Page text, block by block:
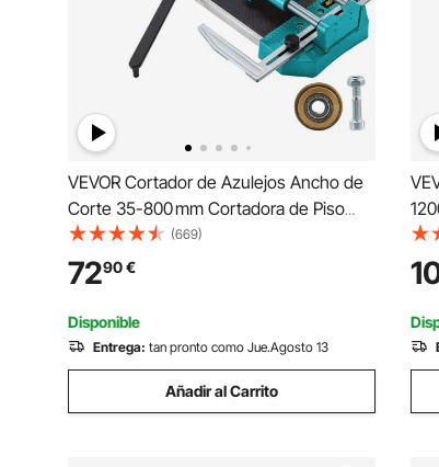
VEVOR Cortador de Azulejos Ancho de
Corte 35-800 mm Cortadora de Piso
Laminado Doble Rieles Posicionamiento
Láser Cortador Manual de Azulejos
Corte Preciso y Suave para Piedra,
Baldosas Ordinarias
(669)
7290€
Disponible
Entrega: tan pronto como Jue.Agosto 13
Añadir al Carrito